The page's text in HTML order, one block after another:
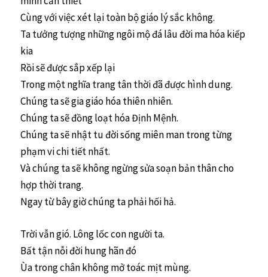
Cùng với việc xét lại toàn bộ giáo lý sắc không.
Ta tưởng tượng những ngôi mộ đá lâu đời ma hóa kiếp
kia
Rồi sẽ được sắp xếp lại
Trong một nghĩa trang tân thời đã được hình dung.
Chúng ta sẽ gia giáo hóa thiên nhiên.
Chúng ta sẽ đồng loạt hóa Định Mệnh.
Chúng ta sẽ nhật tu đời sống miên man trong từng
phạm vi chi tiết nhất.
Và chúng ta sẽ không ngừng sửa soạn bản thân cho
hợp thời trang.
Ngay từ bây giờ chúng ta phải hối hả.
Trời vẫn gió. Lông lốc con người ta.
Bất tận nỗi đời hung hãn đó
Ùa trong chân không mở toác mịt mùng.